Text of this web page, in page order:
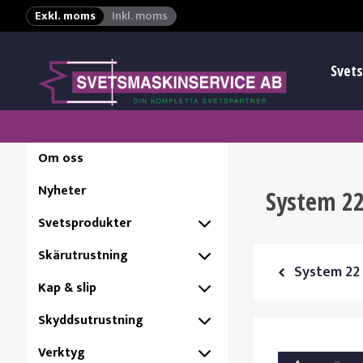
Exkl. moms Inkl. moms
Om oss
Nyheter
Svetsprodukter
Skärutrustning
Kap & slip
Skyddsutrustning
Verktyg
System
System